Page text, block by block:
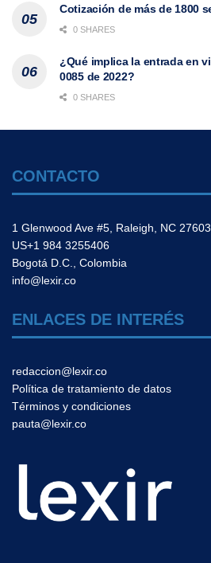
Cotización de más de 1800
0 SHARES
¿Qué implica la entrada en
0085 de 2022?
0 SHARES
CONTACTO
1 Glenwood Ave #5, Raleigh, NC
US+1 984 3255406
Bogotá D.C., Colombia
info@lexir.co
ENLACES DE INTERÉS
redaccion@lexir.co
Política de tratamiento de datos
Términos y condiciones
pauta@lexir.co